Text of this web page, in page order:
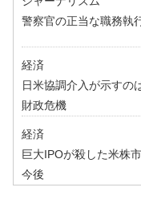
警察官の正当な職務執
経済
日米協調介入が示すの
財政危機
経済
巨大IPOが殺した米株
今後